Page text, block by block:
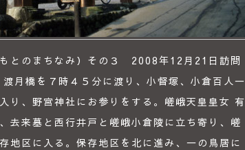
とのまちなみ）その３ 2008年12月21日訪問
橋を７時４５分に渡り、小督塚、小倉百人一
り、野宮神社にお参りをする。嵯峨天皇皇女 有
去来墓と西行井戸と嵯峨小倉陵に立ち寄り、嵯
地区に入る。保存地区を北に進み、一の鳥居に